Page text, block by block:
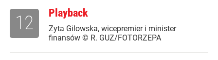
Playback
Zyta Gilowska, wicepremier i minister
finansów © R. GUZ/FOTORZEPA
12